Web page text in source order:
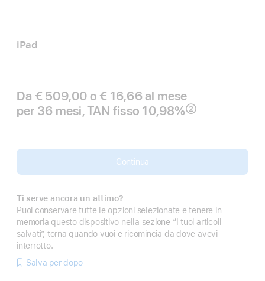
iPad
Da € 509,00 o € 16,66 al mese
per 36 mesi, TAN fisso 10,98%
Nota
②
Continua
Ti serve ancora un attimo?
Puoi conservare tutte le opzioni selezionate e tenere in
memoria questo dispositivo nella sezione “I tuoi articoli
salvati”, torna quando vuoi e ricomincia da dove avevi
interrotto.
Salva per dopo